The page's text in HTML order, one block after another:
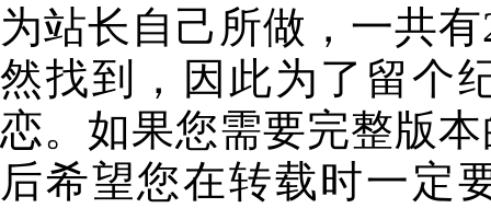
为站长自己所做，一共
然找到，因此为了留个
恋。如果您需要完整版
后希望您在转载时一定